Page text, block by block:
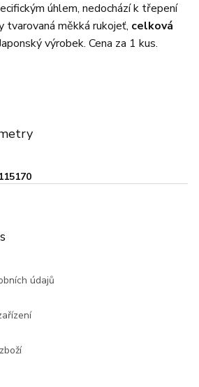
úhlem, nedochází k třepení
tvarovaná měkká rukojeť, celková
výrobek. Cena za 1 kus.
údajů